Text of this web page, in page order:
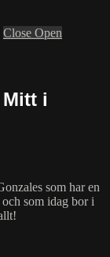
Close Open
i
som har en
som idag bor i